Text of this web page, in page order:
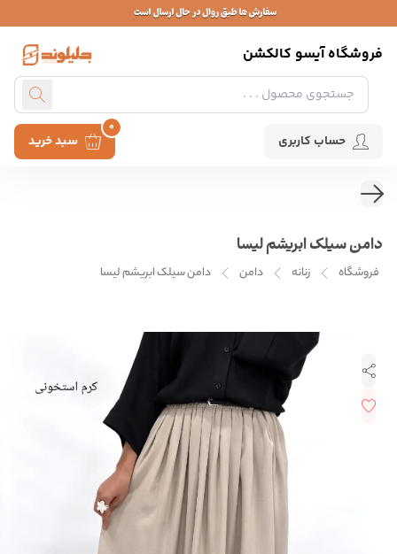
فروشگاه آیسو کالکشن
حساب کاربری سبد خرید
0
دامن سیلک ابریشم لیسا
فروشگاه زنانه دامن دامن سیلک ابریشم لیسا